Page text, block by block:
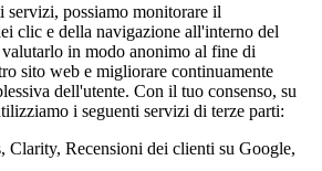
servizi, possiamo monitorare il
clic e della navigazione all'interno del
in modo anonimo al fine di
sito web e migliorare continuamente
dell'utente. Con il tuo consenso, su
i seguenti servizi di terze parti:
Clarity, Recensioni dei clienti su Google,